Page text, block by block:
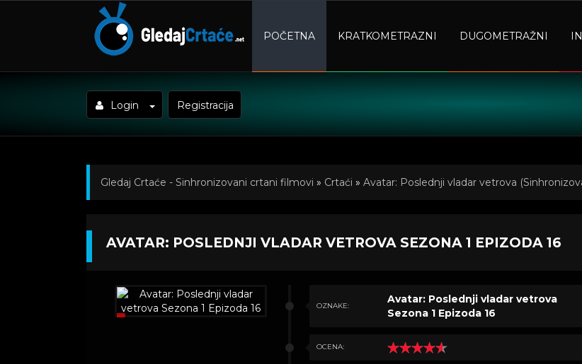
POČETNA KRATKOMETRAZNI DUGOMETRAŽNI
Login Registracija
Gledaj Crtaće - Sinhronizovani crtani filmovi » Crtaći » Avatar: Poslednji vladar vetrova
AVATAR: POSLEDNJI VLADAR VETROVA SEZONA 1 EPIZODA 16
OZNAKE:
Avatar: Poslednji vladar vetrova
Sezona 1 Epizoda 16
OCENA: